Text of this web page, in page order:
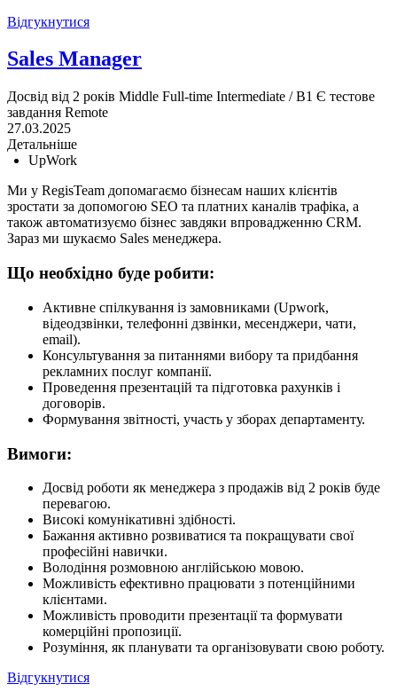
Відгукнутися
Sales Manager
Досвід від 2 років Middle Full-time Intermediate / B1 Є тестове
завдання Remote
27.03.2025
Детальніше
UpWork
Ми у RegisTeam допомагаємо бізнесам наших клієнтів
зростати за допомогою SEO та платних каналів трафіка, а
також автоматизуємо бізнес завдяки впровадженню CRM.
Зараз ми шукаємо Sales менеджера.
Що необхідно буде робити:
Активне спілкування із замовниками (Upwork,
відеодзвінки, телефонні дзвінки, месенджери, чати,
email).
Консультування за питаннями вибору та придбання
рекламних послуг компанії.
Проведення презентацій та підготовка рахунків і
договорів.
Формування звітності, участь у зборах департаменту.
Вимоги:
Досвід роботи як менеджера з продажів від 2 років буде
перевагою.
Високі комунікативні здібності.
Бажання активно розвиватися та покращувати свої
професійні навички.
Володіння розмовною англійською мовою.
Можливість ефективно працювати з потенційними
клієнтами.
Можливість проводити презентації та формувати
комерційні пропозиції.
Розуміння, як планувати та організовувати свою роботу.
Відгукнутися